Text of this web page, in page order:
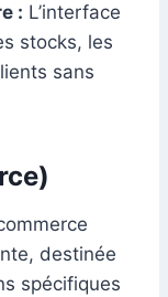
: L’interface
stocks, les
sans
destinée
spécifiques